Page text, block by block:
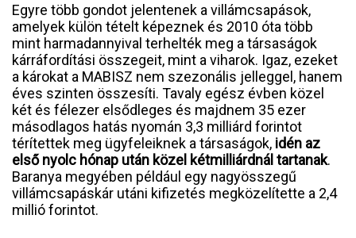
Egyre több gondot jelentenek a villámcsapások,
amelyek külön tételt képeznek és 2010 óta több
mint harmadannyival terhelték meg a társaságok
kárráfordítási összegeit, mint a viharok. Igaz, ezeket
a károkat a MABISZ nem szezonális jelleggel, hanem
éves szinten összesíti. Tavaly egész évben közel
két és félezer elsődleges és majdnem 35 ezer
másodlagos hatás nyomán 3,3 milliárd forintot
térítettek meg ügyfeleiknek a társaságok, idén az
első nyolc hónap után közel kétmilliárdnál tartanak.
Baranya megyében például egy nagyösszegű
villámcsapáskár utáni kifizetés megközelítette a 2,4
millió forintot.